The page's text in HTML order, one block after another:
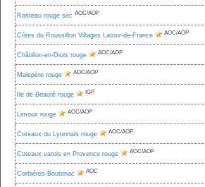
Rasteau rouge sec AOC/AOP
Côtes du Roussillon Villages Latour-de-France AOC/AOP
Châtillon-en-Diois rouge AOC/AOP
Malepère rouge AOC/AOP
Ile de Beauté rouge IGP
Limoux rouge AOC/AOP
Coteaux du Lyonnais rouge AOC/AOP
Coteaux varois en Provence rouge AOC/AOP
Corbières-Boutenac AOC